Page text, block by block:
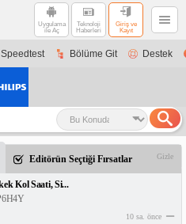
Uygulama
ile Aç
Teknoloji
Haberleri
Giriş ve
Kayıt
Speedtest Bölüme Git Destek
Editörün Seçtiği Fırsatlar Gizle
Kol Saati, Si...
10 sa. önce